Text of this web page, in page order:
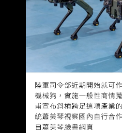
中共開始造各種亂七八
們也得面對各種亂七八